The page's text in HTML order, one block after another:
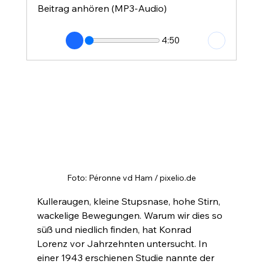
Beitrag anhören (MP3-Audio)
4:50
Foto: Péronne vd Ham / pixelio.de
Kulleraugen, kleine Stupsnase, hohe Stirn,
wackelige Bewegungen. Warum wir dies so
süß und niedlich finden, hat Konrad
Lorenz vor Jahrzehnten untersucht. In
einer 1943 erschienen Studie nannte der